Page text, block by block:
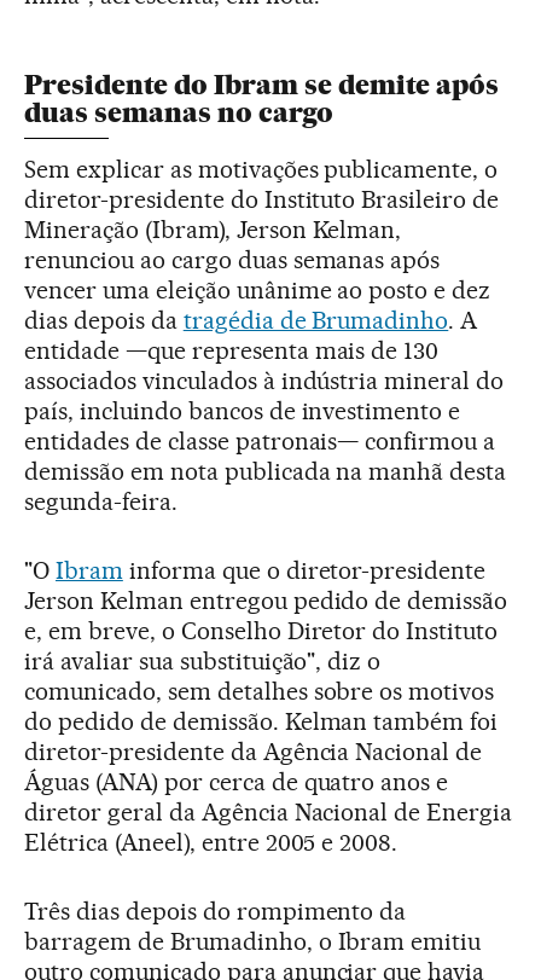
Presidente do Ibram se demite após
duas semanas no cargo
Sem explicar as motivações publicamente, o
diretor-presidente do Instituto Brasileiro de
Mineração (Ibram), Jerson Kelman,
renunciou ao cargo duas semanas após
vencer uma eleição unânime ao posto e dez
dias depois da tragédia de Brumadinho. A
entidade —que representa mais de 130
associados vinculados à indústria mineral do
país, incluindo bancos de investimento e
entidades de classe patronais— confirmou a
demissão em nota publicada na manhã desta
segunda-feira.
"O Ibram informa que o diretor-presidente
Jerson Kelman entregou pedido de demissão
e, em breve, o Conselho Diretor do Instituto
irá avaliar sua substituição", diz o
comunicado, sem detalhes sobre os motivos
do pedido de demissão. Kelman também foi
diretor-presidente da Agência Nacional de
Águas (ANA) por cerca de quatro anos e
diretor geral da Agência Nacional de Energia
Elétrica (Aneel), entre 2005 e 2008.
Três dias depois do rompimento da
barragem de Brumadinho, o Ibram emitiu
outro comunicado para anunciar que havia